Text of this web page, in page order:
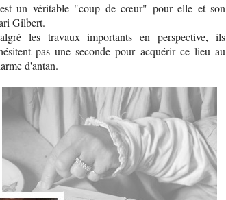
un véritable "coup de cœur" pour elle et son
Gilbert.
les travaux importants en perspective, ils
pas une seconde pour acquérir ce lieu au
d'antan.